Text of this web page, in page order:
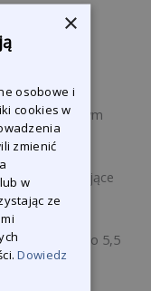
jest
z
pomocniczym
zabezpieczające
do 5,5
mocy,
×
osobowe i
cookies w
zmienić
w
ze
Dowiedz